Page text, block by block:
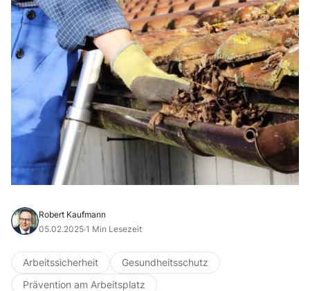
Robert Kaufmann
05.02.2025·1 Min Lesezeit
Arbeitssicherheit
Gesundheitsschutz
Prävention am Arbeitsplatz